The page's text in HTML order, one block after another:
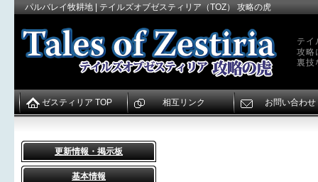
パルバレイ牧耕地 | テイルズオブゼスティリア（TOZ） 攻略の虎
テイ
攻略
裏技
更新情報・掲示板
基本情報
ゼスティリア TOP 相互リンク お問い合わせ